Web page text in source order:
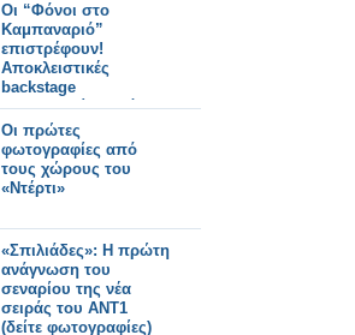
Οι “Φόνοι στο
Καμπαναριό”
επιστρέφουν!
Αποκλειστικές
backstage
φωτογραφίες από τα
γυρίσματα!
Οι πρώτες
φωτογραφίες από
τους χώρους του
«Ντέρτι»
«Σπιλιάδες»: Η πρώτη
ανάγνωση του
σεναρίου της νέα
σειράς του ΑΝΤ1
(δείτε φωτογραφίες)